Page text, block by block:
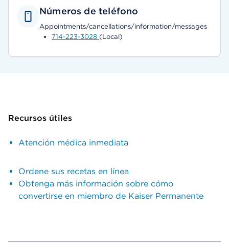
Números de teléfono
Appointments/cancellations/information/messages
714-223-3028 (Local)
Recursos útiles
Atención médica inmediata
Ordene sus recetas en línea
Obtenga más información sobre cómo
convertirse en miembro de Kaiser Permanente